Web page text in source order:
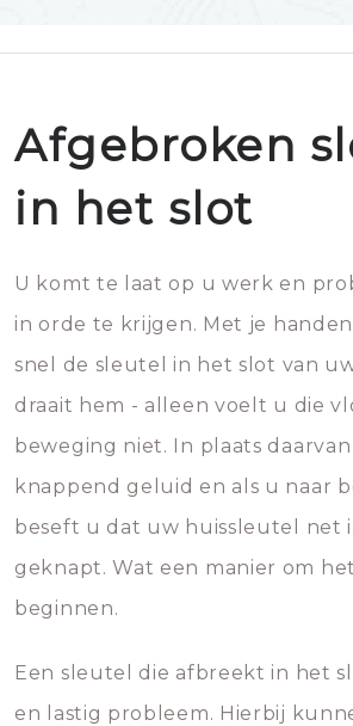
Afgebroken
in het slot
U komt te laat op u werk en
in orde te krijgen. Met je
snel de sleutel in het slot van
draait hem - alleen voelt u die
beweging niet. In plaats
knappend geluid en als u naar
beseft u dat uw huissleutel net
geknapt. Wat een manier om
beginnen.
Een sleutel die afbreekt in het
en lastig probleem. Hierbij